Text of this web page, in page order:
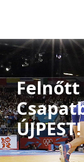
Felnőtt
ÚJPEST!